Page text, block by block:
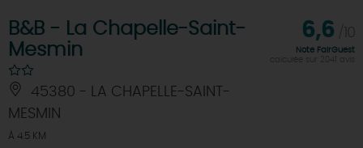
B&B - La Chapelle-Saint-
Mesmin
45380 - LA CHAPELLE-SAINT-
MESMIN
À 4.5 KM
6,6
Note FairGuest